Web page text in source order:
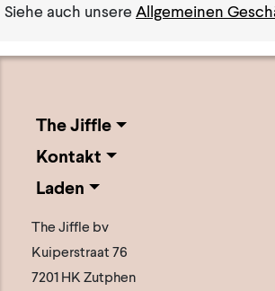
Siehe auch unsere Allgemeinen
The Jiffle
Kontakt
Laden
The Jiffle bv
Kuiperstraat 76
7201 HK Zutphen